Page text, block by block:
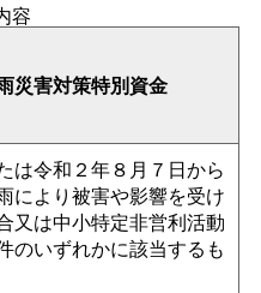
容
災害対策特別資金
は令和２年８月７日から
により被害や影響を受け
又は中小特定非営利活動
のいずれかに該当するも